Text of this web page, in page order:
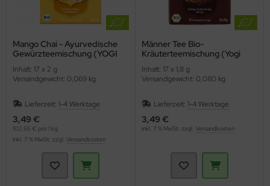
Mango Chai - Ayurvedische
Gewürzteemischung (YOGI
Inhalt: 17 x 2 g
Versandgewicht: 0,069 kg
Lieferzeit: 1-4 Werktage
3,49 €
102,65 € pro 1 kg
inkl. 7 % MwSt. zzgl. Versandkosten
Männer Tee Bio-
Kräuterteemischung (Yogi
Inhalt: 17 x 1,8 g
Versandgewicht: 0,080 kg
Lieferzeit: 1-4 Werktage
3,49 €
inkl. 7 % MwSt. zzgl. Versandkosten